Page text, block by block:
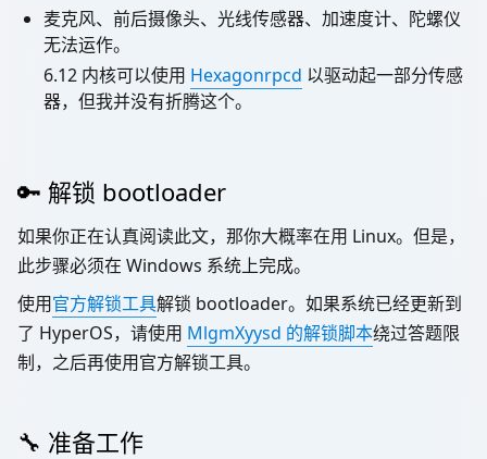
麦克风、前后摄像头、光线传感器、加速度计、陀螺仪
无法运作。
6.12 内核可以使用 Hexagonrpcd 以驱动起一部分传感
器，但我并没有折腾这个。
🔑 解锁 bootloader
如果你正在认真阅读此文，那你大概率在用 Linux。但是，
此步骤必须在 Windows 系统上完成。
使用官方解锁工具解锁 bootloader。如果系统已经更新到
了 HyperOS，请使用 MlgmXyysd 的解锁脚本绕过答题限
制，之后再使用官方解锁工具。
🔧 准备工作